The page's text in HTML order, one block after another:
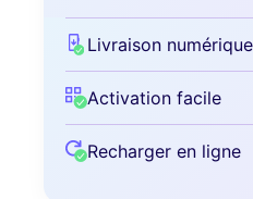
Livraison numérique
Activation facile
Recharger en ligne